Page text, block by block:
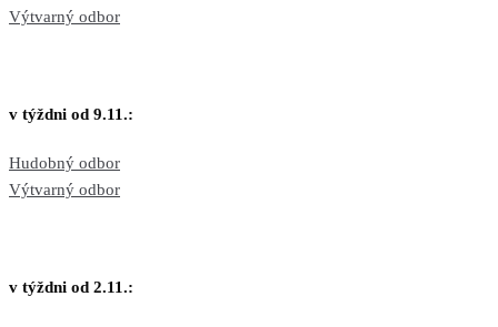
Výtvarný odbor
v týždni od 9.11.:
Hudobný odbor
Výtvarný odbor
v týždni od 2.11.: